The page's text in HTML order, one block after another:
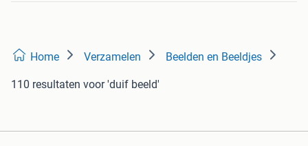
Home Verzamelen Beelden en Beeldjes
110 resultaten voor 'duif beeld'